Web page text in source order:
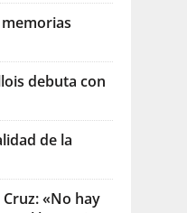
debuta con
de la
«No hay